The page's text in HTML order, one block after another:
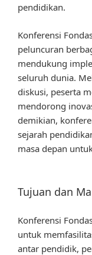
pendidikan.
Konferensi
peluncuran
mendukung
seluruh dunia.
diskusi, peserta
mendorong
demikian,
sejarah
masa depan
Tujuan dan
Konferensi
untuk
antar pendidik,